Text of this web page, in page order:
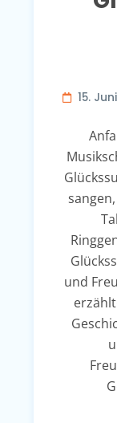
15.
und